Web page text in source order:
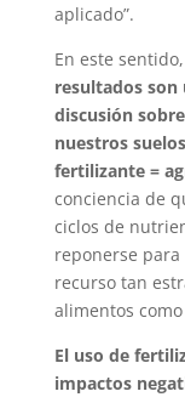
aplicado”.
En este
resultados
discusión
nuestros
fertilizante =
conciencia de
ciclos de
reponerse
recurso tan
alimentos como
El uso de
impactos